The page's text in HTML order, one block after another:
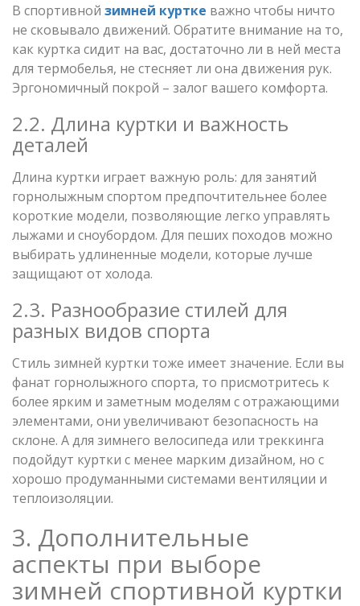
В спортивной зимней куртке важно чтобы ничто
не сковывало движений. Обратите внимание на то,
как куртка сидит на вас, достаточно ли в ней места
для термобелья, не стесняет ли она движения рук.
Эргономичный покрой – залог вашего комфорта.
2.2. Длина куртки и важность
деталей
Длина куртки играет важную роль: для занятий
горнолыжным спортом предпочтительнее более
короткие модели, позволяющие легко управлять
лыжами и сноубордом. Для пеших походов можно
выбирать удлиненные модели, которые лучше
защищают от холода.
2.3. Разнообразие стилей для
разных видов спорта
Стиль зимней куртки тоже имеет значение. Если вы
фанат горнолыжного спорта, то присмотритесь к
более ярким и заметным моделям с отражающими
элементами, они увеличивают безопасность на
склоне. А для зимнего велосипеда или треккинга
подойдут куртки с менее марким дизайном, но с
хорошо продуманными системами вентиляции и
теплоизоляции.
3. Дополнительные
аспекты при выборе
зимней спортивной куртки